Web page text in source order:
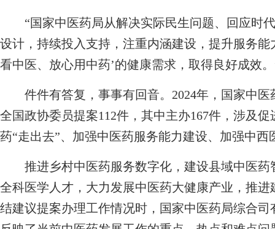
“国家中医药局从解决实际民生问题、回应时
设计，持续投入支持，注重内涵建设，提升服务
看中医、放心用中药’的健康需求，取得良好成效
件件有答复，事事有回音。2024年，国家中医
全国政协委员提案112件，其中主办167件，涉及
药“走出去”、加强中医药服务能力建设、加强中
推进乡村中医药服务数字化，建设县域中医药
全科医学人才，大力发展中医药大健康产业，推
结建议提案办理工作情况时，国家中医药局综合